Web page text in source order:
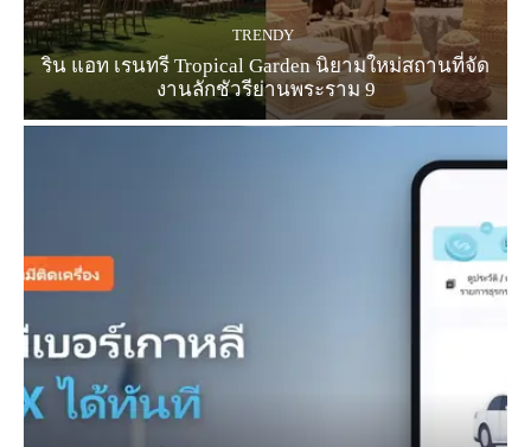
TRENDY
ริน แอท เรนทรี Tropical Garden นิยามใหม่สถานที่จัด
งานลักชัวรีย่านพระราม 9